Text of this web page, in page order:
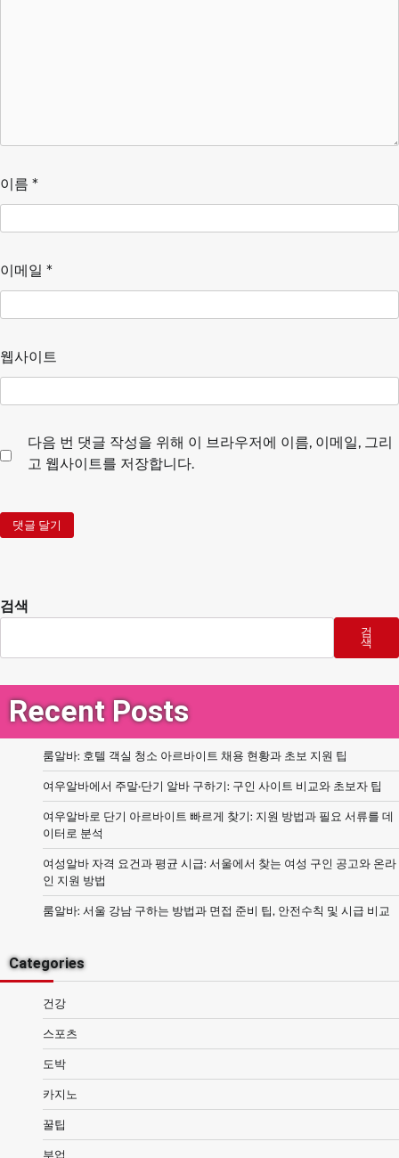
이름 *
이메일 *
웹사이트
다음 번 댓글 작성을 위해 이 브라우저에 이름, 이메일, 그리
고 웹사이트를 저장합니다.
검색
검
색
Recent Posts
룸알바: 호텔 객실 청소 아르바이트 채용 현황과 초보 지원 팁
여우알바에서 주말·단기 알바 구하기: 구인 사이트 비교와 초보자 팁
여우알바로 단기 아르바이트 빠르게 찾기: 지원 방법과 필요 서류를 데
이터로 분석
여성알바 자격 요건과 평균 시급: 서울에서 찾는 여성 구인 공고와 온라
인 지원 방법
룸알바: 서울 강남 구하는 방법과 면접 준비 팁, 안전수칙 및 시급 비교
Categories
건강
스포츠
도박
카지노
꿀팁
부업